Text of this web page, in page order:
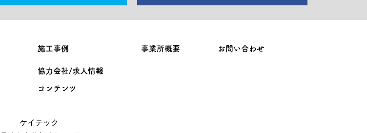
施工事例
協力会社/求人情報
コンテンツ
事業所概要 お問い合わせ
ケイテック